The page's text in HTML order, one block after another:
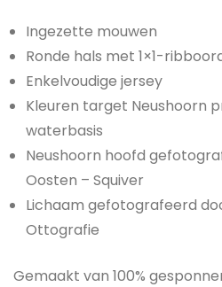
Ingezette mouwen
Ronde hals met 1×1-
Enkelvoudige jersey
Kleuren target Neushoorn
waterbasis
Neushoorn hoofd
Oosten – Squiver
Lichaam gefotografeerd
Ottografie
Gemaakt van 100%